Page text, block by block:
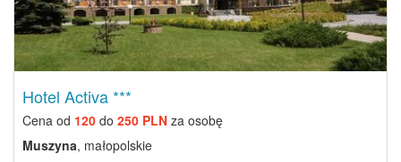
Hotel Activa ***
Cena od 120 do 250 PLN za osobę
Muszyna, małopolskie